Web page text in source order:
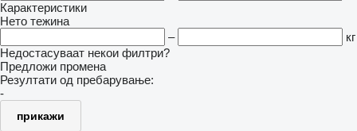
Карактеристики
Нето тежина
–
кг
Недостасуваат некои филтри?
Предложи промена
Резултати од пребарување:
-
прикажи